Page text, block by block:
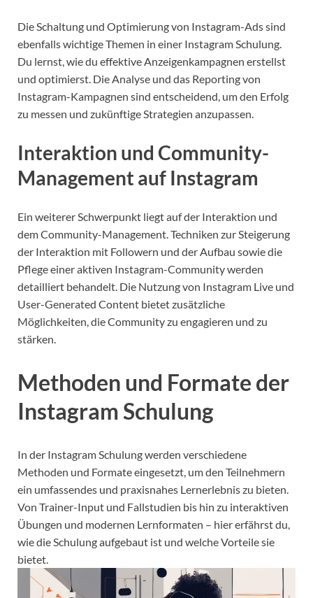
Die Schaltung und Optimierung von Instagram-Ads sind
ebenfalls wichtige Themen in einer Instagram Schulung.
Du lernst, wie du effektive Anzeigenkampagnen erstellst
und optimierst. Die Analyse und das Reporting von
Instagram-Kampagnen sind entscheidend, um den Erfolg
zu messen und zukünftige Strategien anzupassen.
Interaktion und Community-
Management auf Instagram
Ein weiterer Schwerpunkt liegt auf der Interaktion und
dem Community-Management. Techniken zur Steigerung
der Interaktion mit Followern und der Aufbau sowie die
Pflege einer aktiven Instagram-Community werden
detailliert behandelt. Die Nutzung von Instagram Live und
User-Generated Content bietet zusätzliche
Möglichkeiten, die Community zu engagieren und zu
stärken.
Methoden und Formate der
Instagram Schulung
In der Instagram Schulung werden verschiedene
Methoden und Formate eingesetzt, um den Teilnehmern
ein umfassendes und praxisnahes Lernerlebnis zu bieten.
Von Trainer-Input und Fallstudien bis hin zu interaktiven
Übungen und modernen Lernformaten – hier erfährst du,
wie die Schulung aufgebaut ist und welche Vorteile sie
bietet.